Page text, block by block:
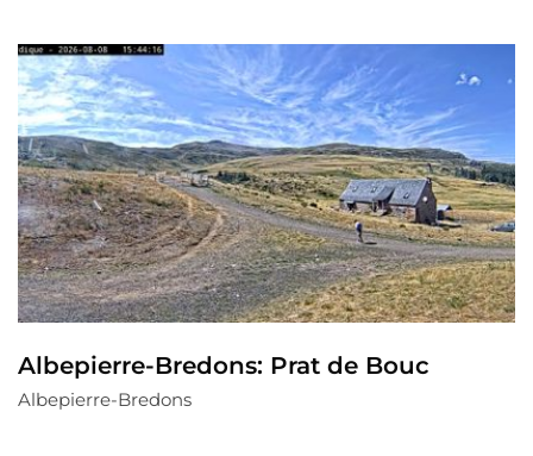
Albepierre-Bredons: Prat de Bouc
Albepierre-Bredons